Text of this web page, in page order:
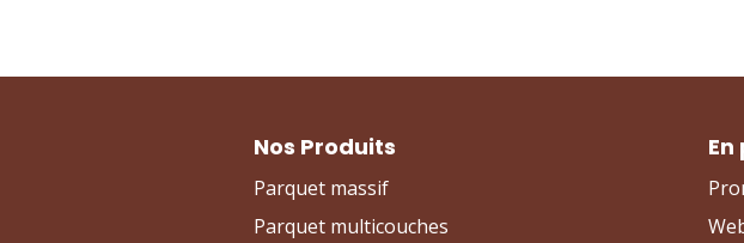
Nos Produits
Parquet massif
Parquet multicouches